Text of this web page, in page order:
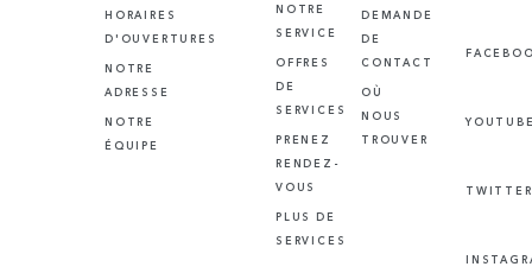
HORAIRES
D'OUVERTURES
NOTRE
ADRESSE
NOTRE
ÉQUIPE
NOTRE
SERVICE
OFFRES
DE
SERVICES
PRENEZ
RENDEZ-
VOUS
PLUS DE
SERVICES
DEMANDE
DE
CONTACT
OÙ
NOUS
TROUVER
TWITTER